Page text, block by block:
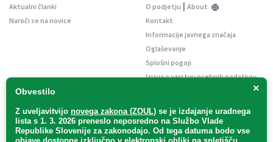
×
Obvestilo
Z uveljavitvijo novega zakona (ZOUL) se je izdajanje uradnega
lista s 1. 3. 2026 preneslo neposredno na Službo Vlade
Republike Slovenije za zakonodajo. Od tega datuma bodo vse
Aktualni članki
Naroči se na novice
O podjetju | About
Kontakt
Informacije javnega značaja
Oglaševanje
Splošni pogoji
Izjava o varstvu osebnih podatkov